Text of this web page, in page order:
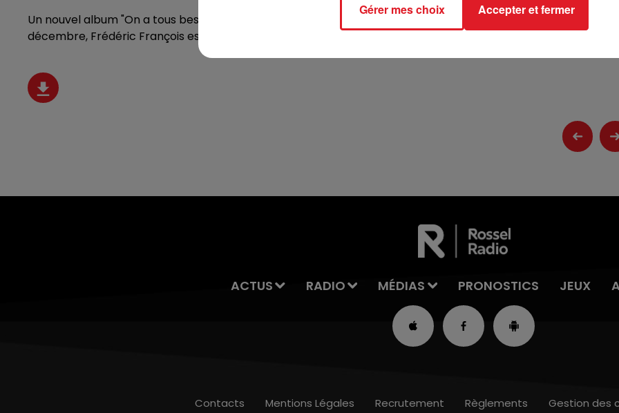
Un nouvel album "On a tous besoin d'aimer" des concerts dans la région à Liévin et Dunkerque les 16 et 17
décembre, Frédéric François est l'invité de Debout c'est l'heure sur RDL !
ACTUS RADIO MÉDIAS PRONOSTICS JEUX
Contacts Mentions Légales Recrutement Règlements Gestion des
Gérer mes choix Accepter et fermer